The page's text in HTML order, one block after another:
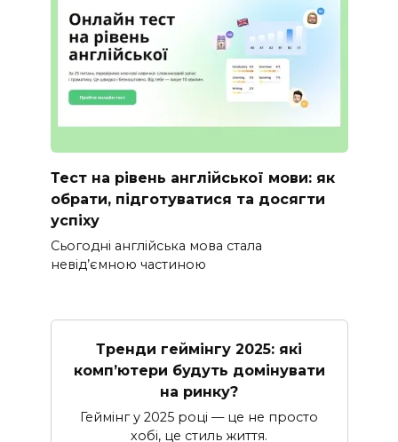
Тест на рівень англійської мови: як
обрати, підготуватися та досягти
успіху
Сьогодні англійська мова стала
невід’ємною частиною
Тренди геймінгу 2025: які
комп’ютери будуть домінувати
на ринку?
Геймінг у 2025 році — це не просто
хобі, це стиль життя.